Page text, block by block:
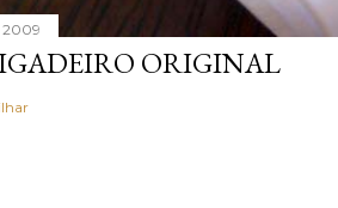
2009
ORIGINAL